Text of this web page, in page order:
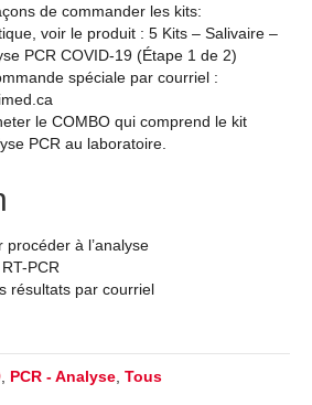
de commander les kits:
voir le produit : 5 Kits – Salivaire –
PCR COVID-19 (Étape 1 de 2)
spéciale par courriel :
le COMBO qui comprend le kit
PCR au laboratoire.
procéder à l’analyse
PCR
résultats par courriel
PCR - Analyse Tous